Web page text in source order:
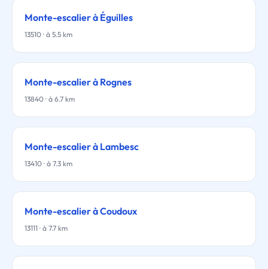
Monte-escalier à Éguilles
13510 · à 5.5 km
Monte-escalier à Rognes
13840 · à 6.7 km
Monte-escalier à Lambesc
13410 · à 7.3 km
Monte-escalier à Coudoux
13111 · à 7.7 km